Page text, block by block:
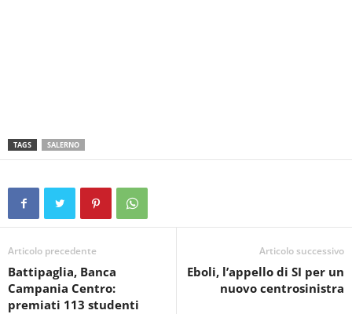
TAGS SALERNO
Articolo precedente
Battipaglia, Banca
Campania Centro:
premiati 113 studenti
Articolo successivo
Eboli, l’appello di SI per un
nuovo centrosinistra